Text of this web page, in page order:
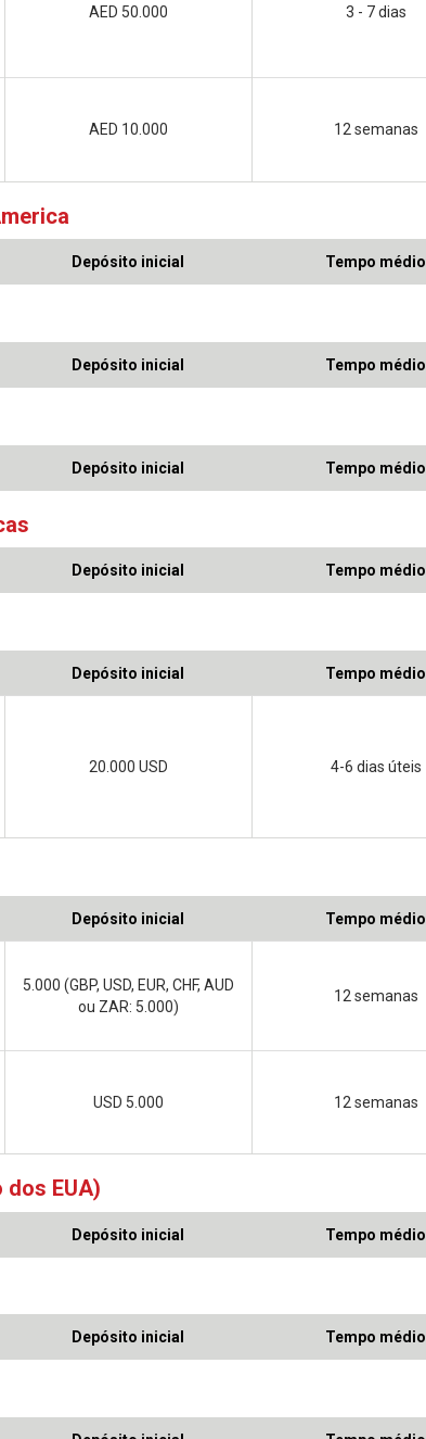
AED 50.000 3 - 7 dias
AED 10.000 12 semanas
Depósito inicial Tempo médio
Depósito inicial Tempo médio
Depósito inicial Tempo médio
Depósito inicial Tempo médio
Depósito inicial Tempo médio
20.000 USD 4-6 dias úteis
Depósito inicial Tempo médio
5.000 (GBP, USD, EUR, CHF, AUD
ou ZAR: 5.000)
12 semanas
USD 5.000 12 semanas
EUA)
Depósito inicial Tempo médio
Depósito inicial Tempo médio